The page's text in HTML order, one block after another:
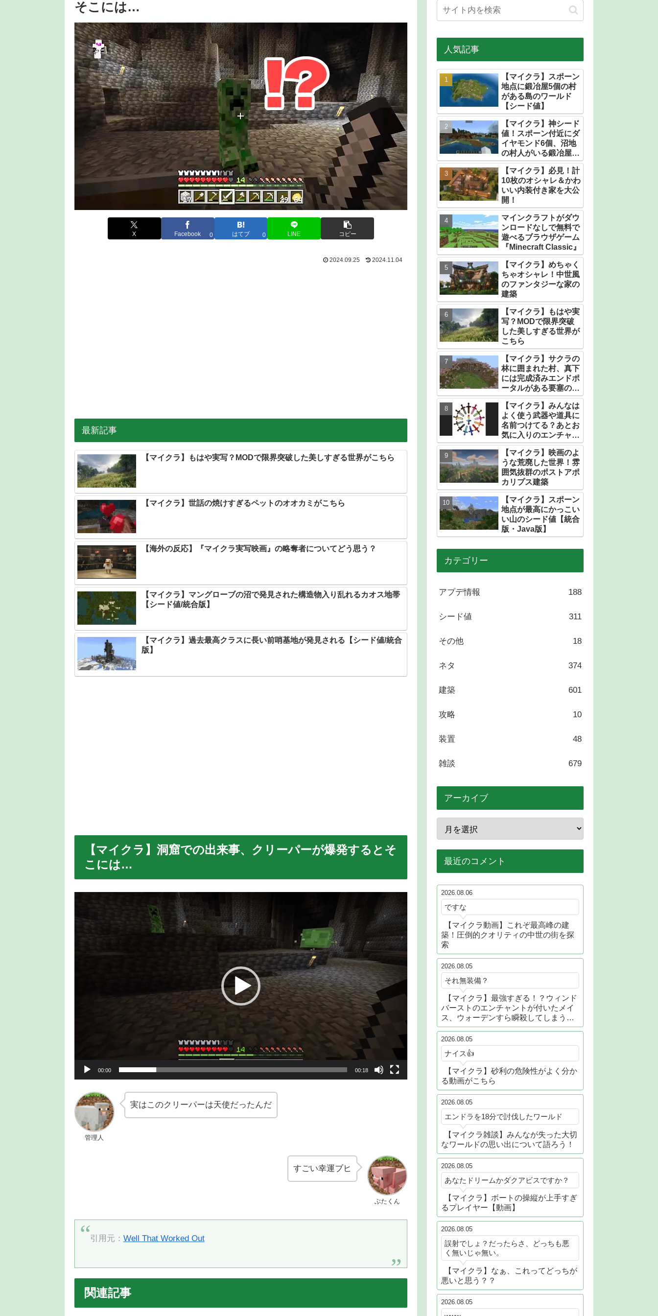
そこには…
X Facebook 0 はてブ 0 LINE コピー
2024.09.25 2024.11.04
最新記事
【マイクラ】もはや実写？MODで限界突破した美しすぎる世界がこちら
【マイクラ】世話の焼けすぎるペットのオオカミがこちら
【海外の反応】『マイクラ実写映画』の略奪者についてどう思う？
【マイクラ】マングローブの沼で発見された構造物入り乱れるカオス地帯
【シード値/統合版】
【マイクラ】過去最高クラスに長い前哨基地が発見される【シード値/統合
版】
【マイクラ】洞窟での出来事、クリーパーが爆発するとそ
こには…
00:00 00:18
管理人
実はこのクリーパーは天使だったんだ
ぶたくん
すごい幸運ブヒ
引用元： Well That Worked Out
関連記事
人気記事
【マイクラ】スポーン
地点に鍛冶屋5個の村
がある島のワールド
【シード値】
【マイクラ】神シード
値！スポーン付近にダ
イヤモンド6個、沼地
の村人がいる鍛冶屋だ
らけの村【統合版】
【マイクラ】必見！計
10枚のオシャレ＆かわ
いい内装付き家を大公
開！
マインクラフトがダウ
ンロードなしで無料で
遊べるブラウザゲーム
『Minecraft Classic』
【マイクラ】めちゃく
ちゃオシャレ！中世風
のファンタジーな家の
建築
【マイクラ】もはや実
写？MODで限界突破
した美しすぎる世界が
こちら
【マイクラ】サクラの
林に囲まれた村、真下
には完成済みエンドポ
ータルがある要塞のシ
ード値【統合版】
【マイクラ】みんなは
よく使う武器や道具に
名前つけてる？あとお
気に入りのエンチャン
トある？
【マイクラ】映画のよ
うな荒廃した世界！雰
囲気抜群のポストアポ
カリプス建築
【マイクラ】スポーン
地点が最高にかっこい
い山のシード値【統合
版・Java版】
カテゴリー
アプデ情報 188
シード値 311
その他 18
ネタ 374
建築 601
攻略 10
装置 48
雑談 679
アーカイブ
最近のコメント
2026.08.06
ですな
【マイクラ動画】これぞ最高峰の建
築！圧倒的クオリティの中世の街を探
索
2026.08.05
それ無装備？
【マイクラ】最強すぎる！？ウィンド
バーストのエンチャントが付いたメイ
ス、ウォーデンすら瞬殺してしまう…
2026.08.05
ナイス👍
【マイクラ】砂利の危険性がよく分か
る動画がこちら
2026.08.05
エンドラを18分で討伐したワールド
【マイクラ雑談】みんなが失った大切
なワールドの思い出について語ろう！
2026.08.05
あなたドリームかダクアビスですか？
【マイクラ】ボートの操縦が上手すぎ
るプレイヤー【動画】
2026.08.05
誤射でしょ？だったらさ、どっちも悪
く無いじゃ無い。
【マイクラ】なぁ、これってどっちが
悪いと思う？？
2026.08.05